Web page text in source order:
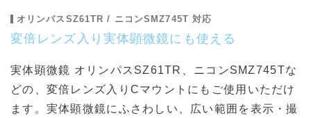
オリンパスSZ61TR / ニコンSMZ745T 対応
変倍レンズ入り実体顕微鏡にも使える
実体顕微鏡 オリンパスSZ61TR、ニコンSMZ745Tな
どの、変倍レンズ入りCマウントにもご使用いただけ
ます。実体顕微鏡にふさわしい、広い範囲を表示・撮